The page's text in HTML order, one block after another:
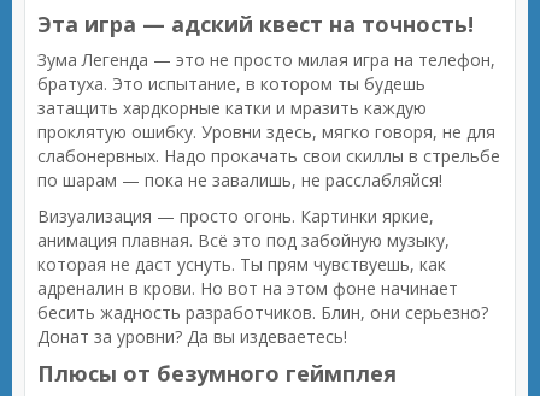
Эта игра — адский квест на точность!
Зума Легенда — это не просто милая игра на телефон,
братуха. Это испытание, в котором ты будешь
затащить хардкорные катки и мразить каждую
проклятую ошибку. Уровни здесь, мягко говоря, не для
слабонервных. Надо прокачать свои скиллы в стрельбе
по шарам — пока не завалишь, не расслабляйся!
Визуализация — просто огонь. Картинки яркие,
анимация плавная. Всё это под забойную музыку,
которая не даст уснуть. Ты прям чувствуешь, как
адреналин в крови. Но вот на этом фоне начинает
бесить жадность разработчиков. Блин, они серьезно?
Донат за уровни? Да вы издеваетесь!
Плюсы от безумного геймплея